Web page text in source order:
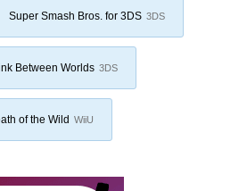
Super Smash Bros. for 3DS 3DS
Between Worlds 3DS
of the Wild WiiU